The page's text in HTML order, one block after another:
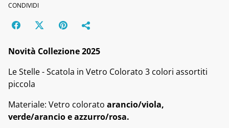
CONDIVIDI
Novità Collezione 2025
Le Stelle - Scatola in Vetro Colorato 3 colori assortiti
piccola
Materiale: Vetro colorato arancio/viola,
verde/arancio e azzurro/rosa.